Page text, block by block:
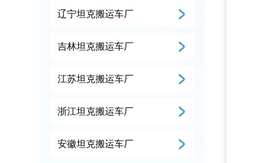
辽宁坦克搬运车厂
吉林坦克搬运车厂
江苏坦克搬运车厂
浙江坦克搬运车厂
安徽坦克搬运车厂